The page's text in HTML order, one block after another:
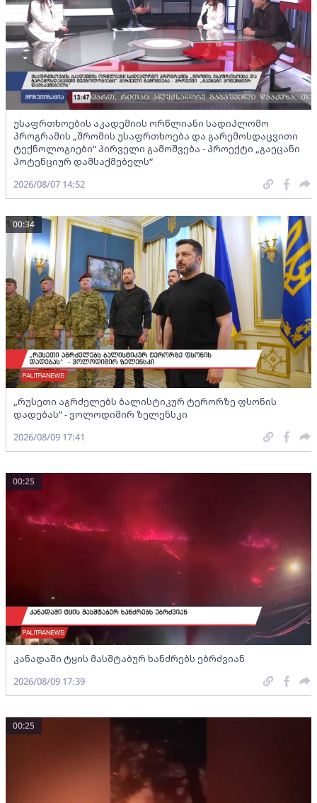
უსაფრთხოების აკადემიის ორწლიანი სადიპლომო
პროგრამის „შრომის უსაფრთხოება და გარემოსდაცვითი
ტექნოლოგიები“ პირველი გამოშვება - პროექტი „გაეცანი
პოტენციურ დამსაქმებელს“
2026/08/07 14:52
„რუსეთი აგრძელებს ბალისტიკურ ტერორზე ფსონის
დადებას“ - ვოლოდიმირ ზელენსკი
00:34
2026/08/09 17:41
კანადაში ტყის მასშტაბურ ხანძრებს ებრძვიან
00:25
2026/08/09 17:39
00:25